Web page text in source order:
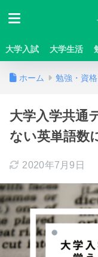
大学入試 大学生活
ホーム 勉強・資格
大学入学共通
ない英単語数
2020年7月9日